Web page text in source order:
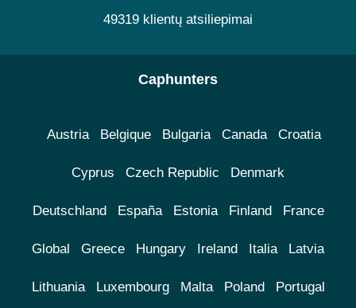
49319 klientų atsiliepimai
Caphunters
Austria Belgique Bulgaria Canada Croatia
Cyprus Czech Republic Denmark
Deutschland España Estonia Finland France
Global Greece Hungary Ireland Italia Latvia
Lithuania Luxembourg Malta Poland Portugal